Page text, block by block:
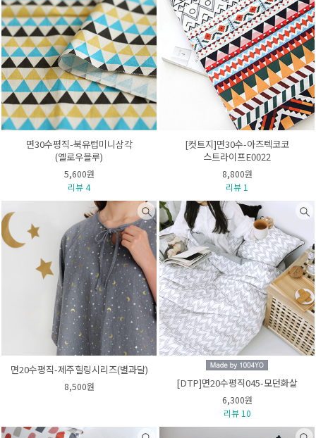
면30수평직-북유럽미니삼각
(옐로우블루)
5,600원
리뷰 4
[컷트지]면30수-아즈텍코코
스트라이프E0022
8,800원
리뷰 1
면20수평직-제주힐링시리즈(별과달)
8,500원 [DTP]면20수평직045-모던화살
6,300원
리뷰 10